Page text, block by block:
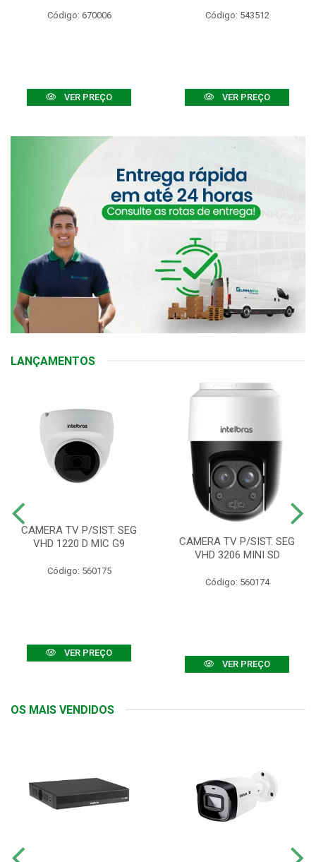
Código: 670006
VER PREÇO
Código: 543512
VER PREÇO
LANÇAMENTOS
CAMERA TV P/SIST. SEG
VHD 1220 D MIC G9
Código: 560175
VER PREÇO
CAMERA TV P/SIST. SEG
VHD 3206 MINI SD
Código: 560174
VER PREÇO
OS MAIS VENDIDOS